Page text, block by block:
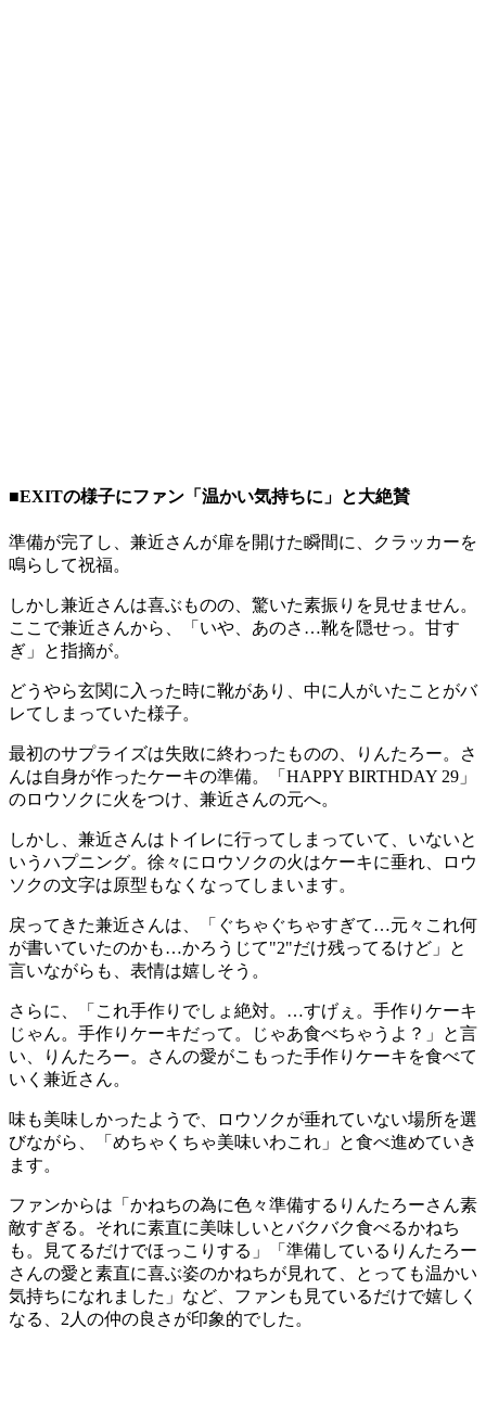
■EXITの様子にファン「温かい気持ちに」と大絶賛
準備が完了し、兼近さんが扉を開けた瞬間に、クラッカーを
鳴らして祝福。
しかし兼近さんは喜ぶものの、驚いた素振りを見せません。
ここで兼近さんから、「いや、あのさ…靴を隠せっ。甘す
ぎ」と指摘が。
どうやら玄関に入った時に靴があり、中に人がいたことがバ
レてしまっていた様子。
最初のサプライズは失敗に終わったものの、りんたろー。さ
んは自身が作ったケーキの準備。「HAPPY BIRTHDAY 29」
のロウソクに火をつけ、兼近さんの元へ。
しかし、兼近さんはトイレに行ってしまっていて、いないと
いうハプニング。徐々にロウソクの火はケーキに垂れ、ロウ
ソクの文字は原型もなくなってしまいます。
戻ってきた兼近さんは、「ぐちゃぐちゃすぎて…元々これ何
が書いていたのかも…かろうじて"2"だけ残ってるけど」と
言いながらも、表情は嬉しそう。
さらに、「これ手作りでしょ絶対。…すげぇ。手作りケーキ
じゃん。手作りケーキだって。じゃあ食べちゃうよ？」と言
い、りんたろー。さんの愛がこもった手作りケーキを食べて
いく兼近さん。
味も美味しかったようで、ロウソクが垂れていない場所を選
びながら、「めちゃくちゃ美味いわこれ」と食べ進めていき
ます。
ファンからは「かねちの為に色々準備するりんたろーさん素
敵すぎる。それに素直に美味しいとバクバク食べるかねち
も。見てるだけでほっこりする」「準備しているりんたろー
さんの愛と素直に喜ぶ姿のかねちが見れて、とっても温かい
気持ちになれました」など、ファンも見ているだけで嬉しく
なる、2人の仲の良さが印象的でした。